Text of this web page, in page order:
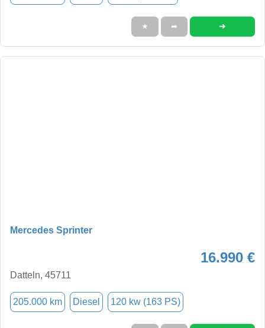
★ ➦ ➜
Mercedes Sprinter
16.990 €
Datteln, 45711
205.000 km Diesel 120 kw (163 PS)